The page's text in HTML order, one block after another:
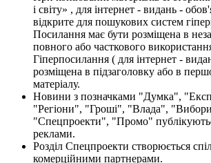
і світу» , для інтернет - видань -
відкрите для пошукових систем
Посилання має бути розміщена в
повного або часткового
Гіперпосилання ( для інтернет -
розміщена в підзаголовку або в
матеріалу.
Новини з позначками "Думка",
"Регіони", "Гроші", "Влада",
"Спецпроекти", "Промо"
реклами.
Розділ Спецпроекти створюється
комерційними партнерами.